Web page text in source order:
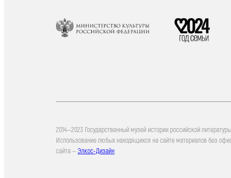
2014—2023 Государственный музей истории российской
Использование любых находящихся на сайте материалов без
сайта — Элкос-Дизайн